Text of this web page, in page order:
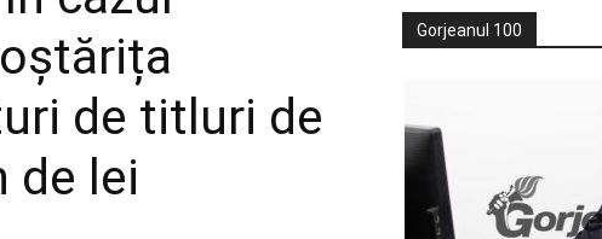
de titluri de
de lei
Gorjeanul 100